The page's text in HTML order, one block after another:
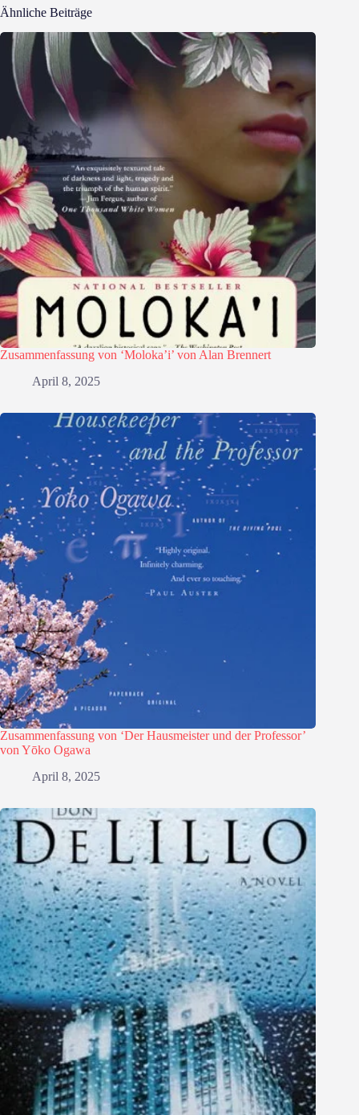
Ähnliche Beiträge
Zusammenfassung von ‘Moloka’i’ von Alan Brennert
April 8, 2025
Zusammenfassung von ‘Der Hausmeister und der Professor’
von Yōko Ogawa
April 8, 2025